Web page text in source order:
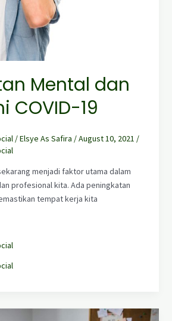
Mental dan
COVID-19
/Elsye As Safira /August 10, 2021 /
menjadi faktor utama dalam
profesional kita. Ada peningkatan
tempat kerja kita